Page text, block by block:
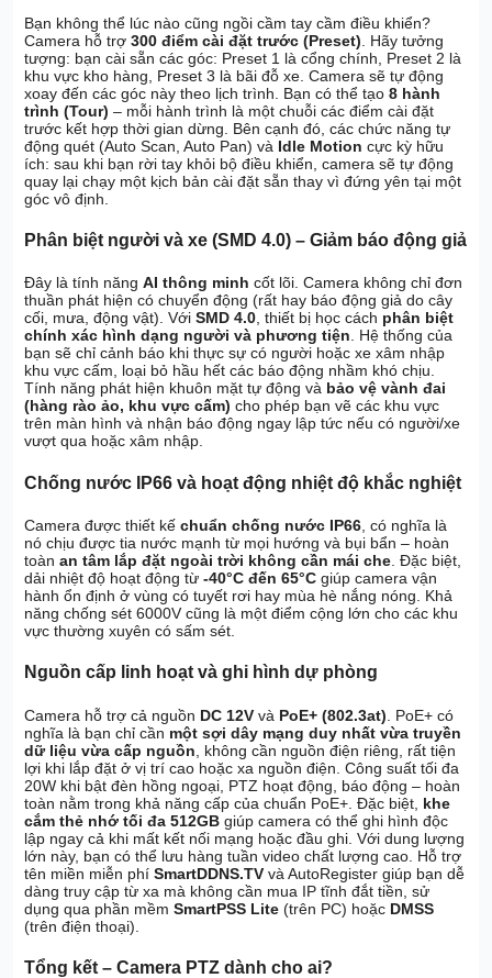
Bạn không thể lúc nào cũng ngồi cầm tay cầm điều khiển?
Camera hỗ trợ300 điểm cài đặt trước (Preset) . Hãy tưởng
tượng: bạn cài sẵn các góc: Preset 1 là cổng chính, Preset 2 là
khu vực kho hàng, Preset 3 là bãi đỗ xe. Camera sẽ tự động
xoay đến các góc này theo lịch trình. Bạn có thể tạo8 hành
trình (Tour) – mỗi hành trình là một chuỗi các điểm cài đặt
trước kết hợp thời gian dừng. Bên cạnh đó, các chức năng tự
động quét (Auto Scan, Auto Pan) và Idle Motion cực kỳ hữu
ích: sau khi bạn rời tay khỏi bộ điều khiển, camera sẽ tự động
quay lại chạy một kịch bản cài đặt sẵn thay vì đứng yên tại một
góc vô định.
Phân biệt người và xe (SMD 4.0) – Giảm báo động giả
Đây là tính năngAI thông minh cốt lõi. Camera không chỉ đơn
thuần phát hiện có chuyển động (rất hay báo động giả do cây
cối, mưa, động vật). VớiSMD 4.0, thiết bị học cách phân biệt
chính xác hình dạng người và phương tiện. Hệ thống của
bạn sẽ chỉ cảnh báo khi thực sự có người hoặc xe xâm nhập
khu vực cấm, loại bỏ hầu hết các báo động nhầm khó chịu.
Tính năng phát hiện khuôn mặt tự động và bảo vệ vành đai
(hàng rào ảo, khu vực cấm) cho phép bạn vẽ các khu vực
trên màn hình và nhận báo động ngay lập tức nếu có người/xe
vượt qua hoặc xâm nhập.
Chống nước IP66 và hoạt động nhiệt độ khắc nghiệt
Camera được thiết kếchuẩn chống nước IP66 , có nghĩa là
nó chịu được tia nước mạnh từ mọi hướng và bụi bẩn – hoàn
toànan tâm lắp đặt ngoài trời không cần mái che . Đặc biệt,
dải nhiệt độ hoạt động từ-40°C đến 65°C giúp camera vận
hành ổn định ở vùng có tuyết rơi hay mùa hè nắng nóng. Khả
năng chống sét 6000V cũng là một điểm cộng lớn cho các khu
vực thường xuyên có sấm sét.
Nguồn cấp linh hoạt và ghi hình dự phòng
Camera hỗ trợ cả nguồn DC 12V và PoE+ (802.3at) . PoE+ có
nghĩa là bạn chỉ cần một sợi dây mạng duy nhất vừa truyền
dữ liệu vừa cấp nguồn , không cần nguồn điện riêng, rất tiện
lợi khi lắp đặt ở vị trí cao hoặc xa nguồn điện. Công suất tối đa
20W khi bật đèn hồng ngoại, PTZ hoạt động, báo động – hoàn
toàn nằm trong khả năng cấp của chuẩn PoE+. Đặc biệt, khe
cắm thẻ nhớ tối đa 512GB giúp camera có thể ghi hình độc
lập ngay cả khi mất kết nối mạng hoặc đầu ghi. Với dung lượng
lớn này, bạn có thể lưu hàng tuần video chất lượng cao. Hỗ trợ
tên miền miễn phíSmartDDNS.TV và AutoRegister giúp bạn dễ
dàng truy cập từ xa mà không cần mua IP tĩnh đắt tiền, sử
dụng qua phần mềmSmartPSS Lite (trên PC) hoặc DMSS
(trên điện thoại).
Tổng kết – Camera PTZ dành cho ai?